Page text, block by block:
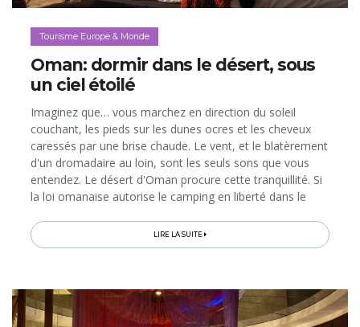
Tourisme Europe & Monde
Oman: dormir dans le désert, sous
un ciel étoilé
Imaginez que… vous marchez en direction du soleil
couchant, les pieds sur les dunes ocres et les cheveux
caressés par une brise chaude. Le vent, et le blatèrement
d'un dromadaire au loin, sont les seuls sons que vous
entendez. Le désert d'Oman procure cette tranquillité. Si
la loi omanaise autorise le camping en liberté dans le
plusieurs hôtels «les pieds dans le sable» proposent des
séjours dans des tentes et autres hébergements très
LIRE LA SUITE